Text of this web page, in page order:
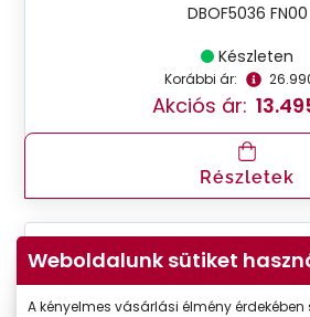
DBOF5036 FN00
Készleten
Korábbi ár:
Akciós ár:
Részletek
-50%
Weboldalunk sütiket
A kényelmes vásárlási élmény